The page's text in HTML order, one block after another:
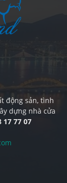
động sản, tình
dựng nhà cửa
17 77 07